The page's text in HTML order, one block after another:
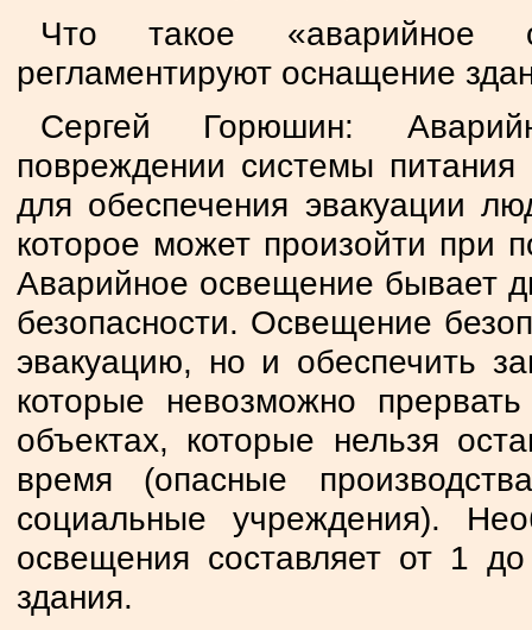
Что такое «аварийное
регламентируют оснащение
Сергей Горюшин:
повреждении системы
для обеспечения эвакуации
которое может произойти при
Аварийное освещение бывает
безопасности. Освещение
эвакуацию, но и обеспечить
которые невозможно
объектах, которые нельзя
время (опасные
социальные учреждения).
освещения составляет от 1
здания.